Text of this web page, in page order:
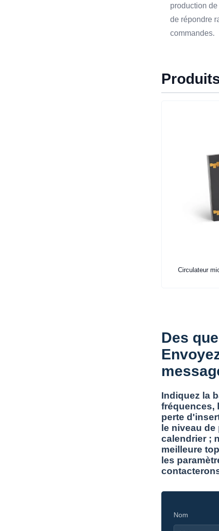
production
de répondre
commandes.
Circulateur
Des
Indiquez la
fréquences,
perte
le niveau
calendrier ;
meilleure
les
Nom